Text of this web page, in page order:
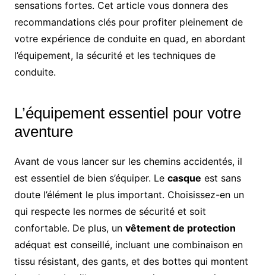
sensations fortes. Cet article vous donnera des
recommandations clés pour profiter pleinement de
votre expérience de conduite en quad, en abordant
l’équipement, la sécurité et les techniques de
conduite.
L’équipement essentiel pour votre
aventure
Avant de vous lancer sur les chemins accidentés, il
est essentiel de bien s’équiper. Le casque est sans
doute l’élément le plus important. Choisissez-en un
qui respecte les normes de sécurité et soit
confortable. De plus, un vêtement de protection
adéquat est conseillé, incluant une combinaison en
tissu résistant, des gants, et des bottes qui montent